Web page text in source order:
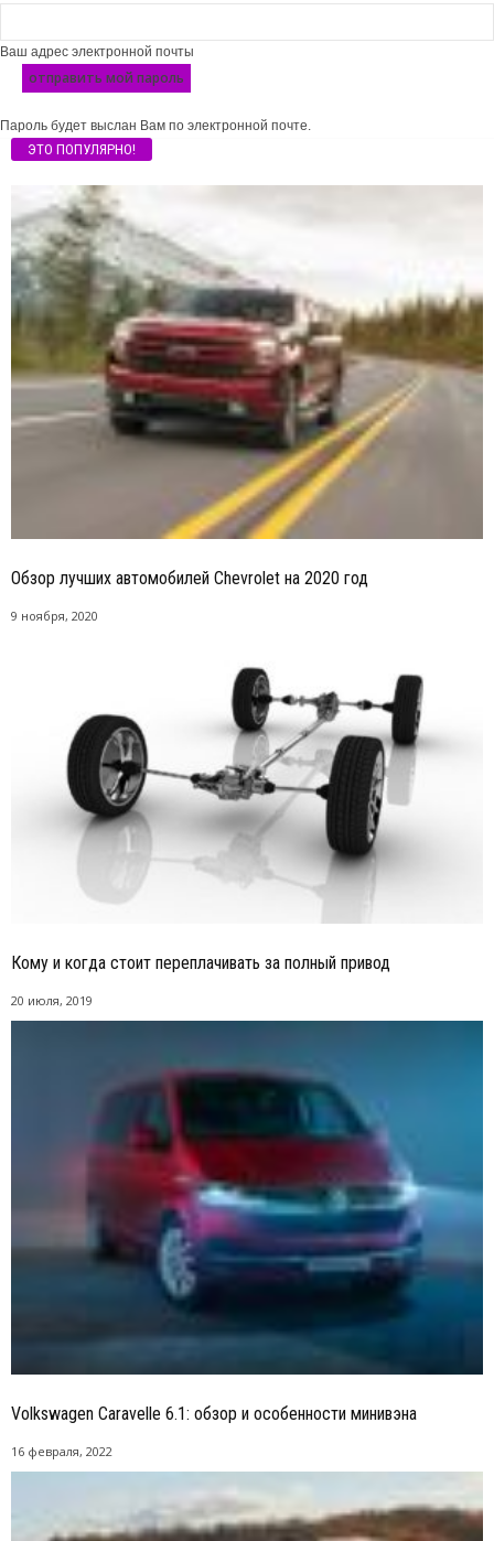
Ваш адрес электронной почты
Пароль будет выслан Вам по электронной почте.
ЭТО ПОПУЛЯРНО!
Обзор лучших автомобилей Chevrolet на 2020 год
9 ноября, 2020
Кому и когда стоит переплачивать за полный привод
20 июля, 2019
Volkswagen Caravelle 6.1: обзор и особенности минивэна
16 февраля, 2022